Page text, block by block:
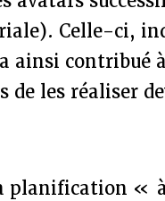
Celle-ci,
ainsi contribué
de les réaliser
planification «